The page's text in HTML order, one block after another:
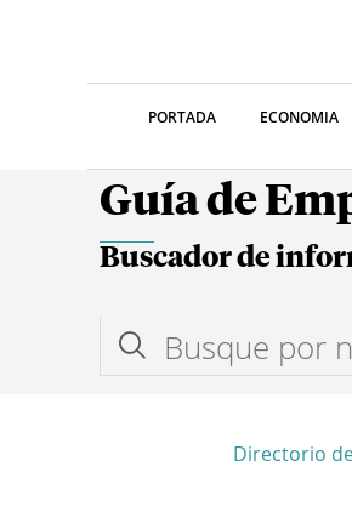
PORTADA ECONOMIA
Guía de
Buscador de
Directorio